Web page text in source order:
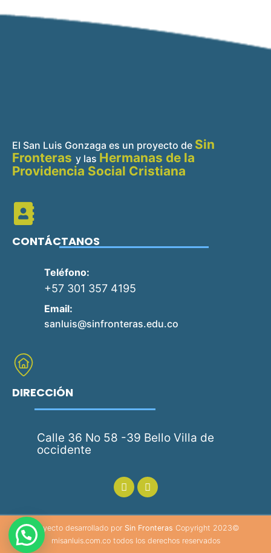
El San Luis Gonzaga es un proyecto de Sin
Fronteras y las Hermanas de la
Providencia Social Cristiana
CONTÁCTANOS
Teléfono:
+57 301 357 4195
Email:
sanluis@sinfronteras.edu.co
DIRECCIÓN
Calle 36 No 58 -39 Bello Villa de
occidente
Proyecto desarrollado por Sin Fronteras Copyright 2023©
misanluis.com.co todos los derechos reservados